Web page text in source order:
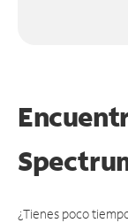
¿Tienes poco